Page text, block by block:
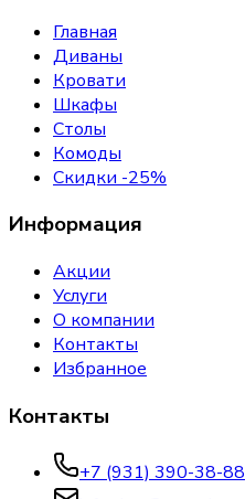
Главная
Диваны
Кровати
Шкафы
Столы
Комоды
Скидки -25%
Информация
Акции
Услуги
О компании
Контакты
Избранное
Контакты
+7 (931) 390-38-88